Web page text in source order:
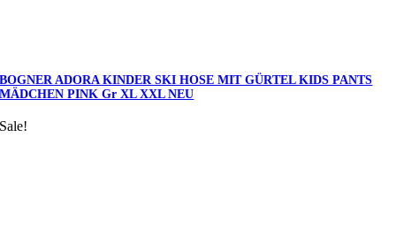
BOGNER ADORA KINDER SKI HOSE MIT GÜRTEL KIDS PANTS
MÄDCHEN PINK Gr XL XXL NEU
Sale!